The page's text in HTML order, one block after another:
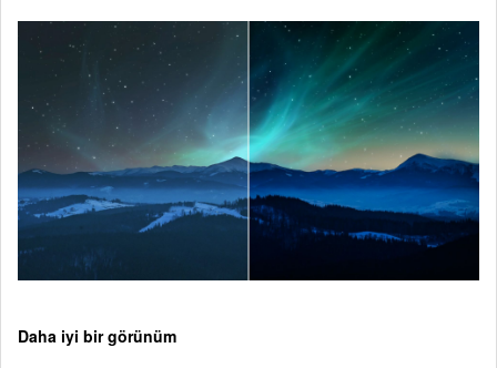
Daha iyi bir görünüm